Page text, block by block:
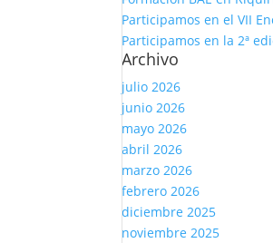
Participamos en el VII
Participamos en la 2ª
Archivo
julio 2026
junio 2026
mayo 2026
abril 2026
marzo 2026
febrero 2026
diciembre 2025
noviembre 2025